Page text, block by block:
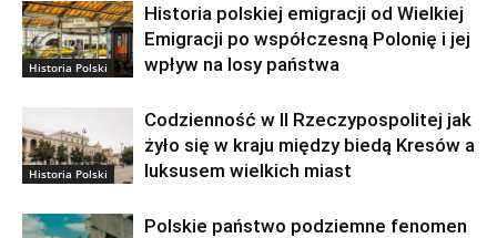
Historia Polski
Historia polskiej emigracji od Wielkiej
Emigracji po współczesną Polonię i jej
wpływ na losy państwa
Historia Polski
Codzienność w II Rzeczypospolitej jak
żyło się w kraju między biedą Kresów a
luksusem wielkich miast
Polskie państwo podziemne fenomen